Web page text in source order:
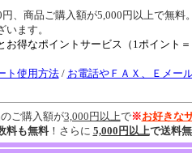
、商品ご購入額が5,000円以上で無
ます。
お得なポイントサービス（1ポイント
ト使用方法/ お電話やＦＡＸ、Ｅメー
ご購入額が3,000円以上で※お好きな
料も無料！さらに 5,000円以上で送料